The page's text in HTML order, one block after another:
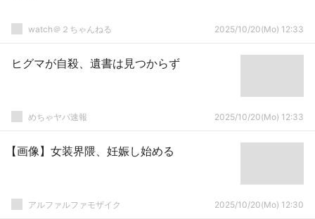
watch＠２ちゃんねる 2025/10/20(Mo) 12:33
ヒグマが自殺、遺書は見つからず
めちゃヤバ速報 2025/10/20(Mo) 12:33
【画像】女装界隈、妊娠し始める
アルファルファモザイク 2025/10/20(Mo) 12:30